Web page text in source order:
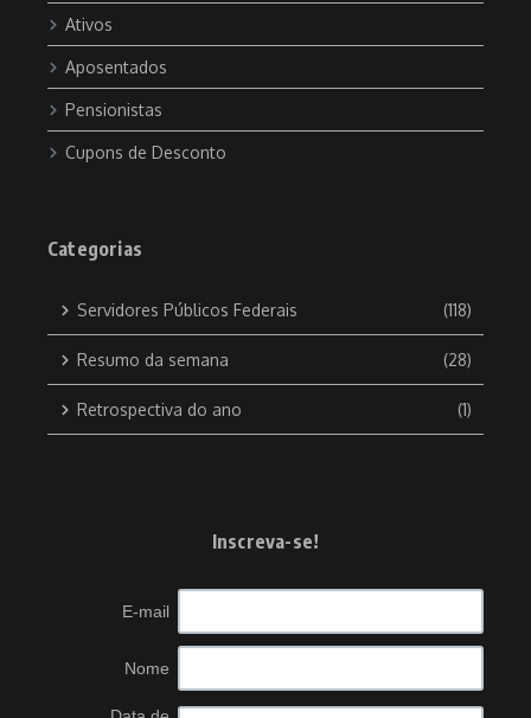
Ativos
Aposentados
Pensionistas
Cupons de Desconto
Categorias
Servidores Públicos Federais (118)
Resumo da semana (28)
Retrospectiva do ano (1)
Inscreva-se!
E-mail
Nome